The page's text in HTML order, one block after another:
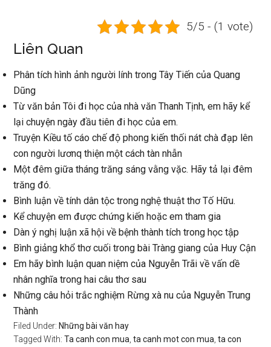
5/5 - (1 vote)
Liên Quan
Phân tích hình ảnh người lính trong Tây Tiến của Quang
Dũng
Từ văn bản Tôi đi học của nhà văn Thanh Tịnh, em hãy kể
lại chuyện ngày đầu tiên đi học của em.
Truyện Kiều tố cáo chế độ phong kiến thối nát chà đạp lên
con người lươnq thiện một cách tàn nhẫn
Một đêm giữa tháng trăng sáng vằng vặc. Hãy tả lại đêm
trăng đó.
Bình luận về tính dân tộc trong nghệ thuật thơ Tố Hữu.
Kể chuyện em được chứng kiến hoặc em tham gia
Dàn ý nghị luận xã hội về bệnh thành tích trong học tập
Bình giảng khổ thơ cuối trong bài Tràng giang của Huy Cận
Em hãy bình luận quan niệm của Nguyễn Trãi về vấn dề
nhân nghĩa trong hai câu thơ sau
Những câu hỏi trắc nghiệm Rừng xà nu của Nguyễn Trung
Thành
Filed Under: Những bài văn hay
Tagged With:Ta canh con mua ,ta canh mot con mua ,ta con